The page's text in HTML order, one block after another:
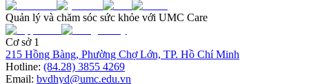
Quản lý và chăm sóc sức khỏe với UMC Care
Cơ sở 1
215 Hồng Bàng, Phường Chợ Lớn, TP. Hồ Chí Minh
Hotline: (84.28) 3855 4269
Email: bvdhyd@umc.edu.vn